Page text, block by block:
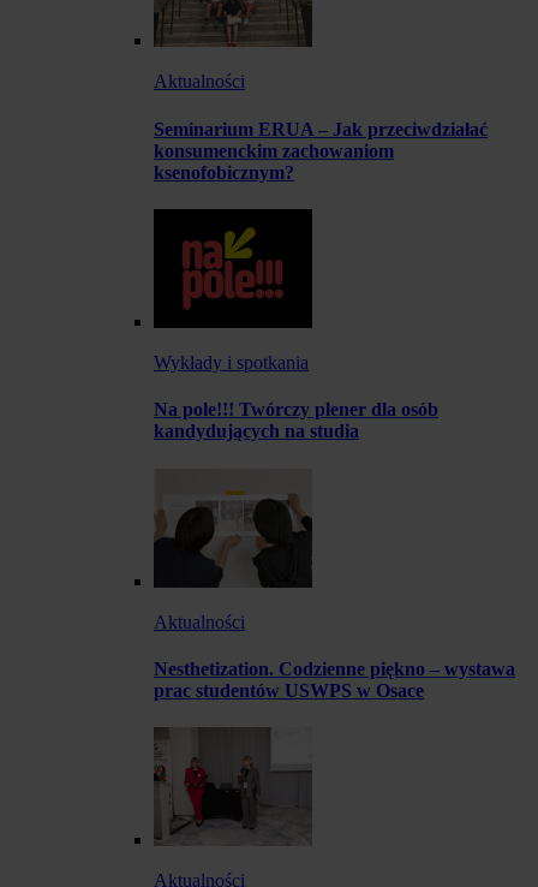
Aktualności
Seminarium ERUA – Jak przeciwdziałać
konsumenckim zachowaniom
ksenofobicznym?
Wykłady i spotkania
Na pole!!! Twórczy plener dla osób
kandydujących na studia
Aktualności
Nesthetization. Codzienne piękno – wystawa
prac studentów USWPS w Osace
Aktualności